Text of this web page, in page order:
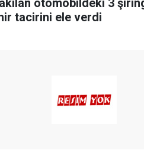
otomobildeki 3
tacirini ele verdi